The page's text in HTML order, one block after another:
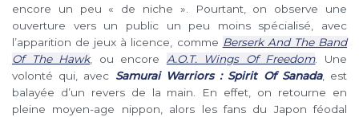
encore un peu « de niche ». Pourtant, on observe une
ouverture vers un public un peu moins spécialisé, avec
l’apparition de jeux à licence, comme Berserk And The Band
Of The Hawk, ou encore A.O.T. Wings Of Freedom. Une
volonté qui, avec Samurai Warriors : Spirit Of Sanada, est
balayée d’un revers de la main. En effet, on retourne en
pleine moyen-age nippon, alors les fans du Japon féodal